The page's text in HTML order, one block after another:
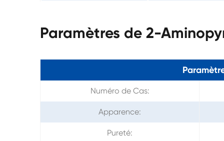
Paramètres de 2-
Numéro de Cas:
Apparence:
Pureté: